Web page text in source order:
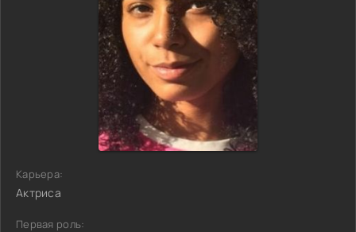
Карьера:
Актриса
Первая роль: